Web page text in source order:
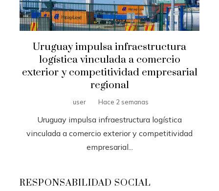
Uruguay impulsa infraestructura
logística vinculada a comercio
exterior y competitividad empresarial
regional
user Hace 2 semanas
Uruguay impulsa infraestructura logística
vinculada a comercio exterior y competitividad
empresarial...
RESPONSABILIDAD SOCIAL